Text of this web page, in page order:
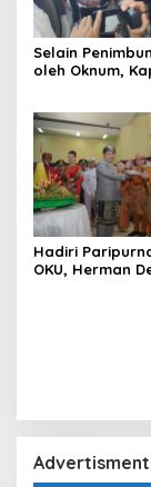
Selain
oleh Oknum,
Niaga Bungkam
Hadiri
OKU, Herman